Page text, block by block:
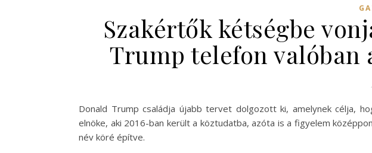
Szakértők kétségbe
Trump telefon
Donald Trump családja újabb tervet dolgozott ki, amelynek célja,
elnöke, aki 2016-ban került a köztudatba, azóta is a figyelem
név köré építve.